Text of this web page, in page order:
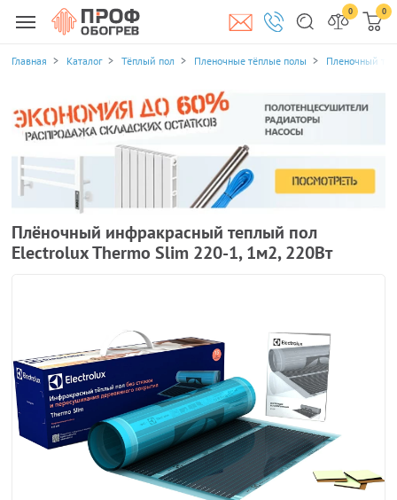
0 0
Главная Каталог Тёплый пол Пленочные тёплые полы Пленочный
Плёночный инфракрасный теплый пол
Electrolux Thermo Slim 220-1, 1м2, 220Вт